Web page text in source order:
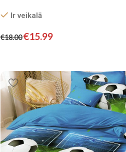
Ir veikalā
€18.00€15.99